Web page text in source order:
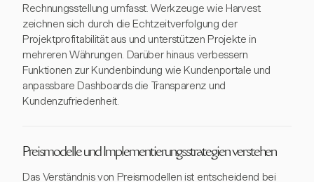
Rechnungsstellung umfasst. Werkzeuge wie Harvest
zeichnen sich durch die Echtzeitverfolgung der
Projektprofitabilität aus und unterstützen Projekte in
mehreren Währungen. Darüber hinaus verbessern
Funktionen zur Kundenbindung wie Kundenportale und
anpassbare Dashboards die Transparenz und
Kundenzufriedenheit.
Preismodelle und Implementierungsstrategien verstehen
Das Verständnis von Preismodellen ist entscheidend bei